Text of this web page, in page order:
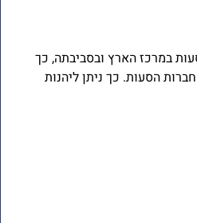
הסעות במרכז הארץ ובסביבתה, כך
הסעות. כך ניתן ליהנות